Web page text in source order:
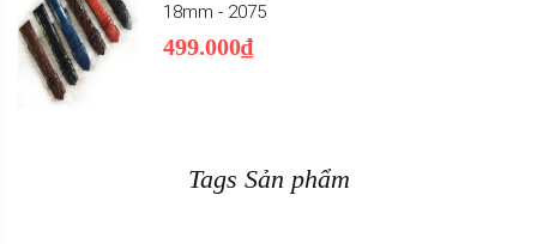
18mm - 2075
499.000₫
Tags Sản phẩm